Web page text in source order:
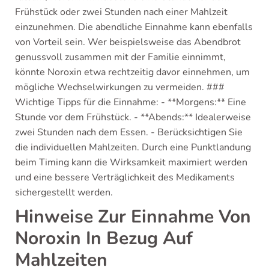
Frühstück oder zwei Stunden nach einer Mahlzeit
einzunehmen. Die abendliche Einnahme kann ebenfalls
von Vorteil sein. Wer beispielsweise das Abendbrot
genussvoll zusammen mit der Familie einnimmt,
könnte Noroxin etwa rechtzeitig davor einnehmen, um
mögliche Wechselwirkungen zu vermeiden. ###
Wichtige Tipps für die Einnahme: - **Morgens:** Eine
Stunde vor dem Frühstück. - **Abends:** Idealerweise
zwei Stunden nach dem Essen. - Berücksichtigen Sie
die individuellen Mahlzeiten. Durch eine Punktlandung
beim Timing kann die Wirksamkeit maximiert werden
und eine bessere Verträglichkeit des Medikaments
sichergestellt werden.
Hinweise Zur Einnahme Von
Noroxin In Bezug Auf
Mahlzeiten